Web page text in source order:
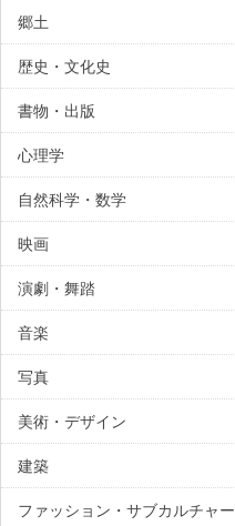
郷土
歴史・文化史
書物・出版
心理学
自然科学・数学
映画
演劇・舞踏
音楽
写真
美術・デザイン
建築
ファッション・サブカルチャー